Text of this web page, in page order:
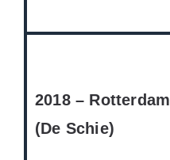
2018 – Rotterdam
(De Schie)